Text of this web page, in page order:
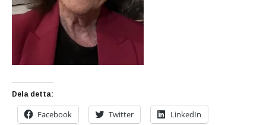
Dela detta:
Facebook Twitter LinkedIn